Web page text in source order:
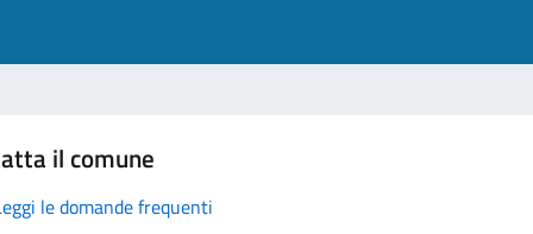
il comune
le domande frequenti